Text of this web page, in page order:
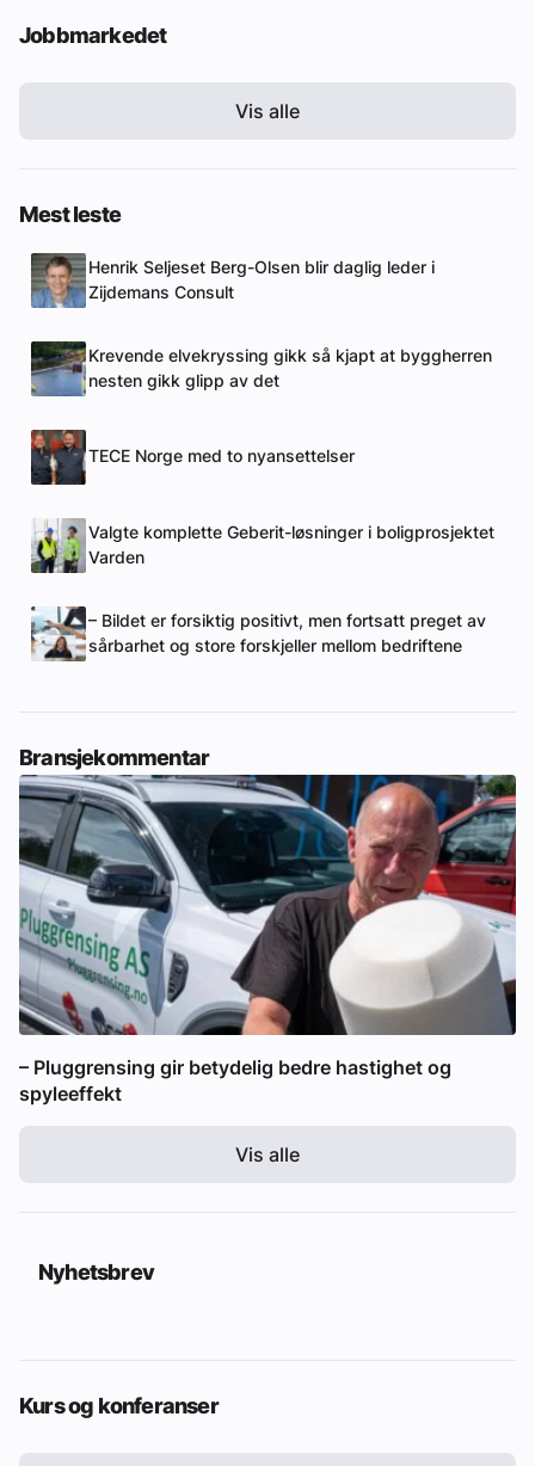
Jobbmarkedet
Vis alle
Mest leste
Henrik Seljeset Berg-Olsen blir daglig leder i
Zijdemans Consult
Krevende elvekryssing gikk så kjapt at byggherren
nesten gikk glipp av det
TECE Norge med to nyansettelser
Valgte komplette Geberit-løsninger i boligprosjektet
Varden
– Bildet er forsiktig positivt, men fortsatt preget av
sårbarhet og store forskjeller mellom bedriftene
Bransjekommentar
– Pluggrensing gir betydelig bedre hastighet og
spyleeffekt
Vis alle
Nyhetsbrev
Kurs og konferanser